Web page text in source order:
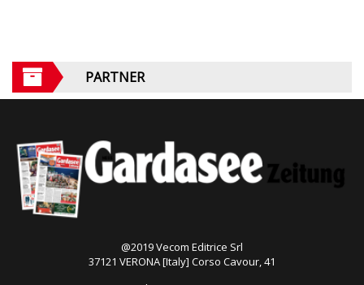
PARTNER
@2019 Vecom Editrice Srl
37121 VERONA [Italy] Corso Cavour, 41